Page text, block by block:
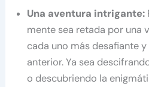
Una aventura intrigante:
mente sea retada por una
cada uno más desafiante
anterior. Ya sea
o descubriendo la